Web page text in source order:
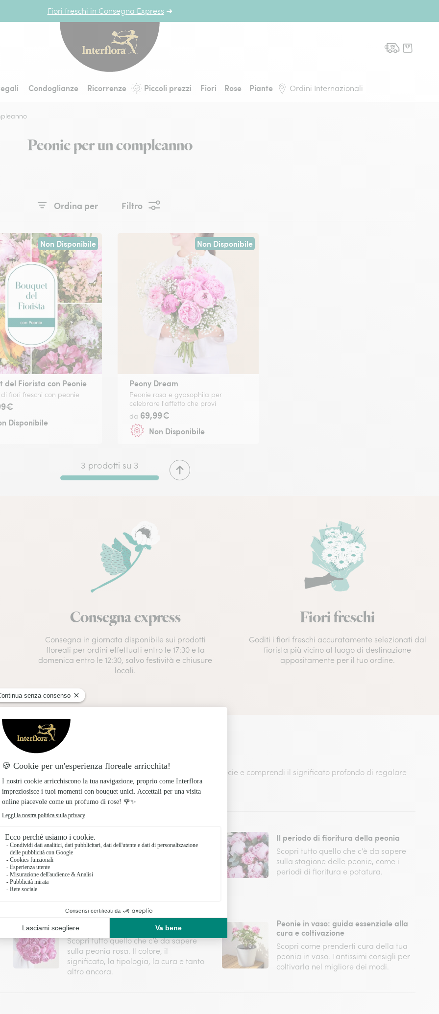
Fiori freschi in Consegna Express ➜
Condoglianze Ricorrenze Piccoli prezzi Fiori Rose Piante Ordini Internazionali
Peonie per un compleanno
Ordina per Filtro
Non Disponibile
del Fiorista con Peonie
fiori freschi con peonie
Disponibile
Non Disponibile
Peony Dream
Peonie rosa e gypsophila per
celebrare l'affetto che provi
da 69,99€
Non Disponibile
3 prodotti su 3
Consegna express
Consegna in giornata disponibile sui prodotti
floreali per ordini effettuati entro le 17:30 e la
domenica entro le 12:30, salvo festività e chiusure
locali.
Fiori freschi
Goditi i fiori freschi accuratamente selezionati dal
fiorista più vicino al luogo di destinazione
appositamente per il tuo ordine.
Tutto sulle Peonie
fresco e come scegliere quello perfetto. Esplora le varie specie e comprendi il significato profondo di regalare
questi splendidi fiori.
Cura e manutenzione della peonia
Esposizione, impianto, concimazione,
delle tue peonie!
Il periodo di fioritura della peonia
Scopri tutto quello che c’è da sapere
sulla stagione delle peonie, come i
periodi di fioritura e potatura.
Peonia rosa: il fiore che incanta le
occasioni speciali
Scopri tutto quello che c’è da sapere
sulla peonia rosa. Il colore, il
significato, la tipologia, la cura e tanto
altro ancora.
Peonie in vaso: guida essenziale alla
cura e coltivazione
Scopri come prenderti cura della tua
peonia in vaso. Tantissimi consigli per
coltivarla nel migliore dei modi.